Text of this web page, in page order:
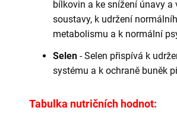
bílkovin a ke snížení únavy
soustavy, k udržení
metabolismu a k normální
Selen - Selen přispívá k
systému a k ochraně buněk
Tabulka nutričních hodnot: